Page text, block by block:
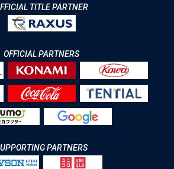
TITLE PARTNER
OFFICIAL PARTNERS
PARTNERS